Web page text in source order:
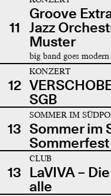
11
Groove
Jazz
Muster
big band goes modern
12
KONZERT
SGB
13
SOMMER IM
Sommer im
Sommerfest
13
CLUB
LaVIVA –
alle